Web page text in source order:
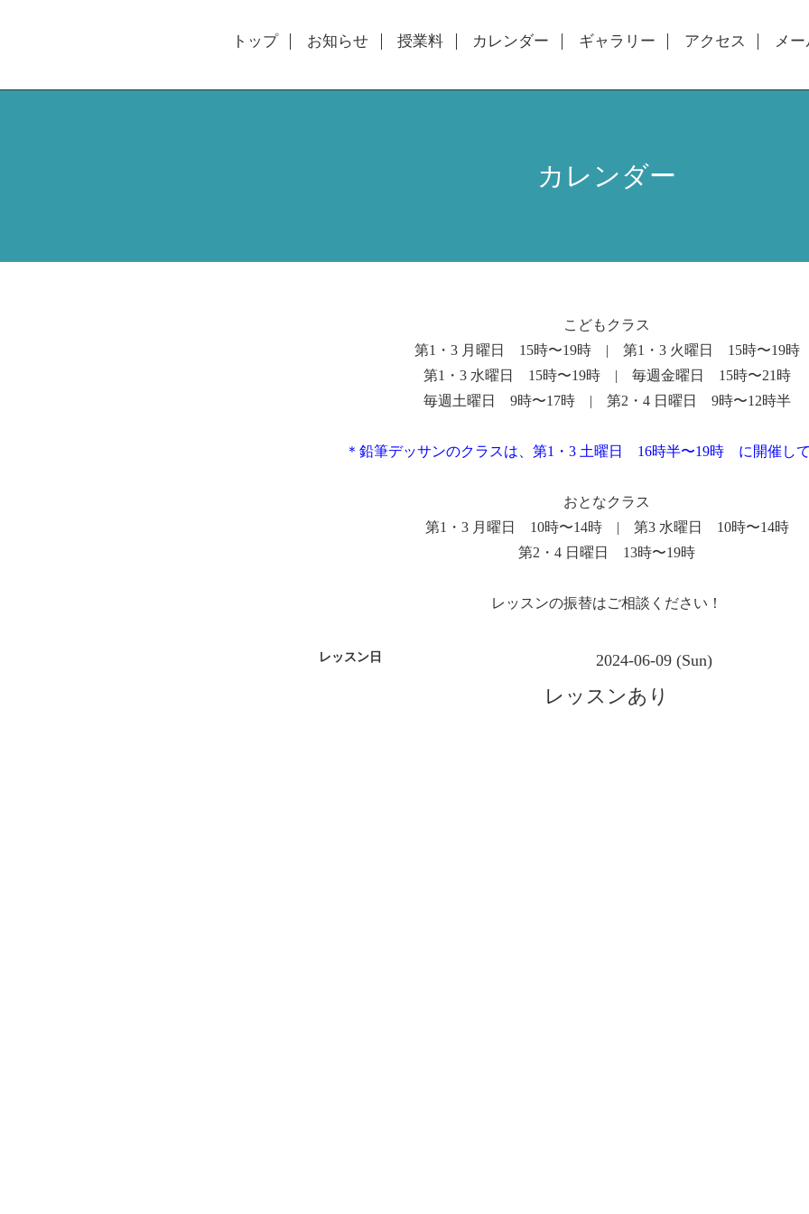
トップ お知らせ 授業料 カレンダー ギャラリー アクセス メ
カレンダー
こどもクラス
第1・3 月曜日 15時〜19時 | 第1・3 火曜日 15時〜19時
第1・3 水曜日 15時〜19時 | 毎週金曜日 15時〜21時
毎週土曜日 9時〜17時 | 第2・4 日曜日 9時〜12時半
＊鉛筆デッサンのクラスは、第1・3 土曜日 16時半〜19時 に開催し
おとなクラス
第1・3 月曜日 10時〜14時 | 第3 水曜日 10時〜14時
第2・4 日曜日 13時〜19時
レッスンの振替はご相談ください！
レッスン日 2024-06-09 (Sun)
レッスンあり